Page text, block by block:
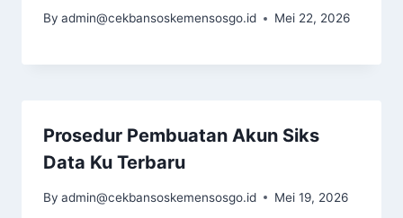
By admin@cekbansoskemensosgo.id Mei 22, 2026
Prosedur Pembuatan Akun Siks
Data Ku Terbaru
By admin@cekbansoskemensosgo.id Mei 19, 2026